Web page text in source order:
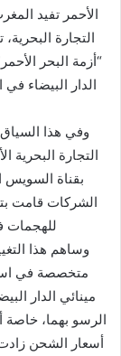
ر
ي
د
ل
ك
ر
ن
ي
ا
الأحمر تفيد
التجارة
“أزمة البحر
الدار البيضاء
وفي هذا
التجارة البحرية
الشركات قامت
للهجمات
وساهم هذا
متخصصة في
مينائي الدار